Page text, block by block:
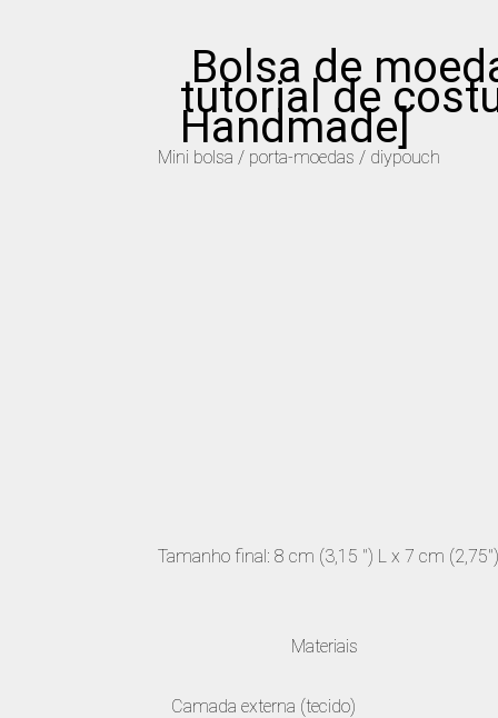
Bolsa de
tutorial de
Handmade]
Mini bolsa / porta-moedas / diypouch
Tamanho final: 8 cm (3,15 ") L x 7 cm
Materiais
Camada externa (tecido)